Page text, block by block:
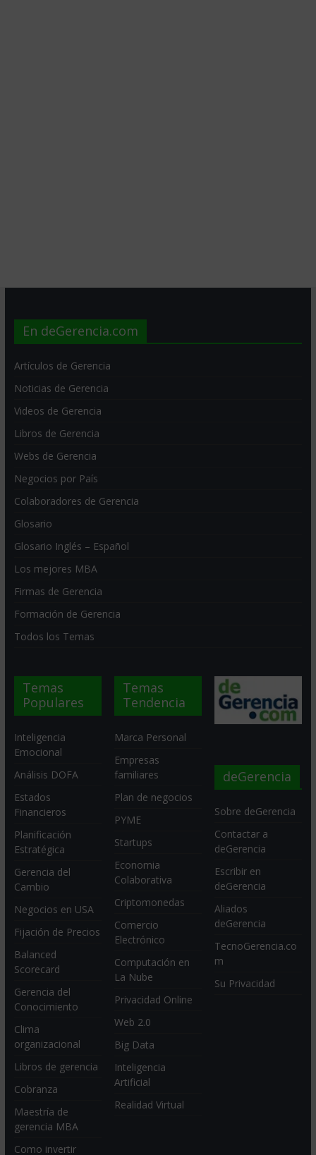
En deGerencia.com
Artículos de Gerencia
Noticias de Gerencia
Videos de Gerencia
Libros de Gerencia
Webs de Gerencia
Negocios por País
Colaboradores de Gerencia
Glosario
Glosario Inglés – Español
Los mejores MBA
Firmas de Gerencia
Formación de Gerencia
Todos los Temas
Temas
Populares
Inteligencia
Emocional
Análisis DOFA
Estados
Financieros
Planificación
Estratégica
Gerencia del
Cambio
Negocios en USA
Fijación de Precios
Balanced
Scorecard
Gerencia del
Conocimiento
Clima
organizacional
Libros de gerencia
Cobranza
Maestría de
gerencia MBA
Como invertir
Temas
Tendencia
Marca Personal
Empresas
familiares
Plan de negocios
PYME
Startups
Economia
Colaborativa
Criptomonedas
Comercio
Electrónico
Computación en
La Nube
Privacidad Online
Web 2.0
Big Data
Inteligencia
Artificial
Realidad Virtual
deGerencia
Sobre deGerencia
Contactar a
deGerencia
Escribir en
deGerencia
Aliados
deGerencia
TecnoGerencia.co
m
Su Privacidad